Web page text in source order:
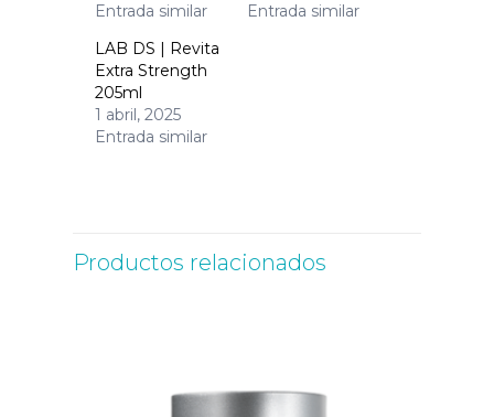
Entrada similar
Entrada similar
LAB DS | Revita
Extra Strength
205ml
1 abril, 2025
Entrada similar
Productos relacionados